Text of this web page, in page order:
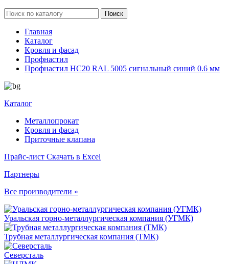
Главная
Каталог
Кровля и фасад
Профнастил
Профнастил НС20 RAL 5005 сигнальный синий 0.6 мм
Каталог
Металлопрокат
Кровля и фасад
Приточные клапана
Прайс-лист Скачать в Excel
Партнеры
Все производители »
Уральская горно-металлургическая компания (УГМК)
Трубная металлургическая компания (ТМК)
Северсталь